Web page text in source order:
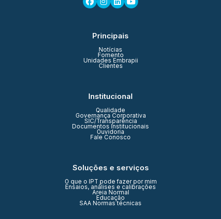
Principais
Notícias
Fomento
Unidades Embrapii
Clientes
Institucional
Qualidade
Governança Corporativa
SIC/Transparência
Documentos Institucionais
Ouvidoria
Fale Conosco
Soluções e serviços
O que o IPT pode fazer por mim
Ensaios, análises e calibrações
Areia Normal
Educação
SAA Normas técnicas